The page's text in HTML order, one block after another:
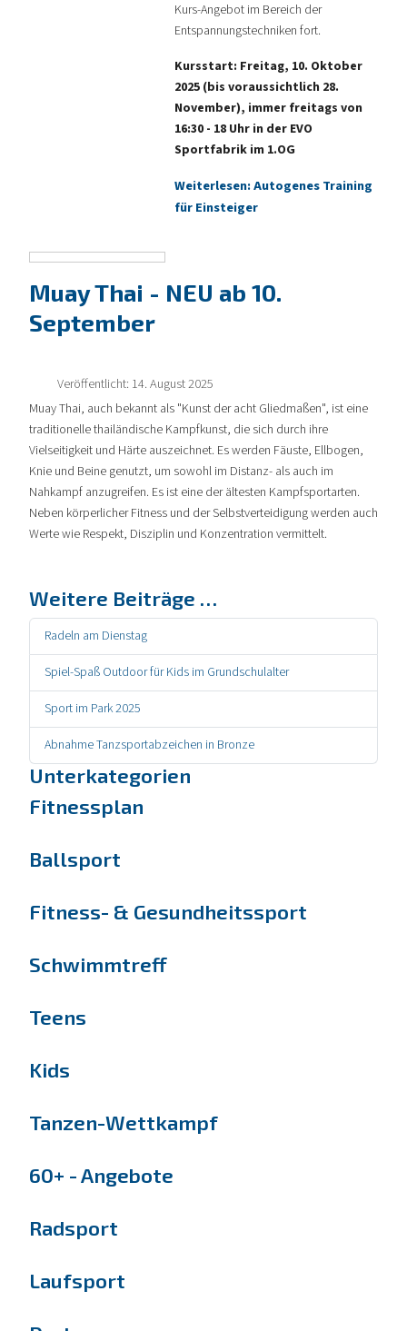
Kurs-Angebot im Bereich der
Entspannungstechniken fort.
Kursstart: Freitag, 10. Oktober
2025 (bis voraussichtlich 28.
November), immer freitags von
16:30 - 18 Uhr in der EVO
Sportfabrik im 1.OG
Weiterlesen: Autogenes Training
für Einsteiger
Muay Thai - NEU ab 10.
September
Veröffentlicht: 14. August 2025
Muay Thai, auch bekannt als "Kunst der acht Gliedmaßen", ist eine
traditionelle thailändische Kampfkunst, die sich durch ihre
Vielseitigkeit und Härte auszeichnet. Es werden Fäuste, Ellbogen,
Knie und Beine genutzt, um sowohl im Distanz- als auch im
Nahkampf anzugreifen. Es ist eine der ältesten Kampfsportarten.
Neben körperlicher Fitness und der Selbstverteidigung werden auch
Werte wie Respekt, Disziplin und Konzentration vermittelt.
Weitere Beiträge …
Radeln am Dienstag
Spiel-Spaß Outdoor für Kids im Grundschulalter
Sport im Park 2025
Abnahme Tanzsportabzeichen in Bronze
Unterkategorien
Fitnessplan
Ballsport
Fitness- & Gesundheitssport
Schwimmtreff
Teens
Kids
Tanzen-Wettkampf
60+ - Angebote
Radsport
Laufsport